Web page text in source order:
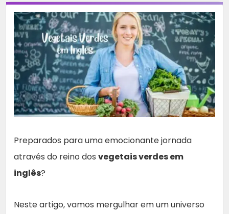
Preparados para uma emocionante jornada
através do reino dos vegetais verdes em
inglês?
Neste artigo, vamos mergulhar em um universo